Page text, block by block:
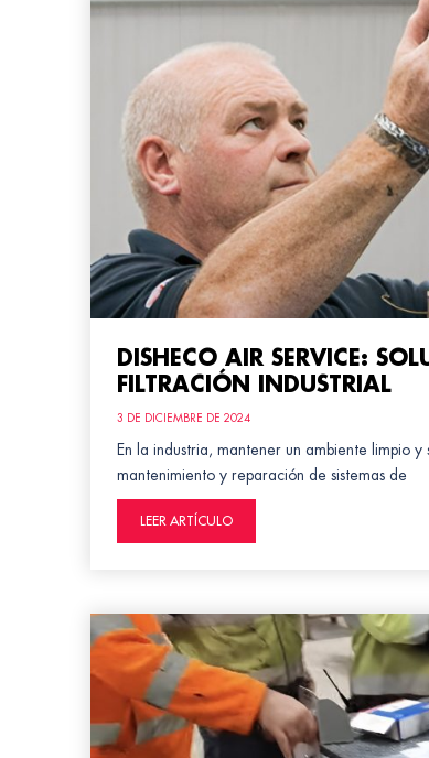
DISHECO AIR SERVICE:
FILTRACIÓN INDUSTRIAL
3 DE DICIEMBRE DE 2024
En la industria, mantener un ambiente limpio
mantenimiento y reparación de sistemas de
LEER ARTÍCULO